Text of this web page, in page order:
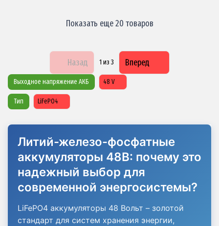
Показать еще 20 товаров
Назад 1 из 3 Вперед
Литий-железо-фосфатные
аккумуляторы 48В: почему это
надежный выбор для
современной энергосистемы?
LiFePO4 аккумуляторы 48 Вольт – золотой
стандарт для систем хранения энергии,
Выходное напряжение АКБ 48 V
Тип LiFePO4